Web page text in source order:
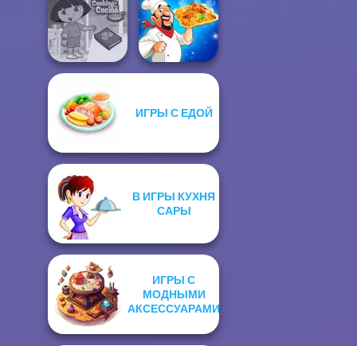
Cooking Stories:
Fun Cafe
Hello Kitty And
Friends Restau...
Dora Cooking in
la Cucina
ИГРЫ С ЕДОЙ
В ИГРЫ КУХНЯ
САРЫ
ИГРЫ С
МОДНЫМИ
АКСЕССУАРАМИ